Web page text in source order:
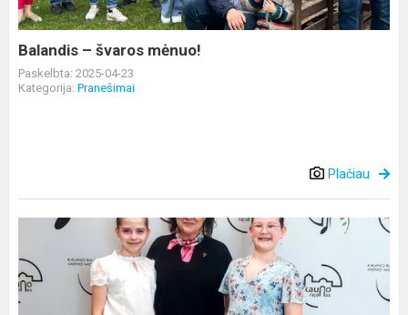
Balandis – švaros mėnuo!
Paskelbta: 2025-04-23
Kategorija: Pranešimai
Plačiau
Prizinės
respublikiniame
pianistų